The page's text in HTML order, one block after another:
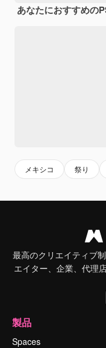
あなたにおすすめの
メキシコ 祭り
最高のクリエイティブ
エイター、企業、代理
製品
Spaces